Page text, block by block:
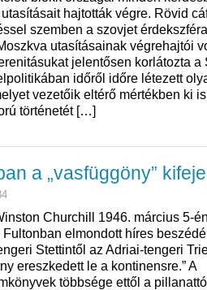
hajtották végre. Rövid
szemben a szovjet
utasításainak végrehajtói
jelentősen korlátozta a
időről időre létezett
vezetőik eltérő mértékben ki
történetét […]
a „vasfüggöny”
Churchill 1946. március 5-
elmondott híres
Stettintől az Adriai-tengeri
ereszkedett le a kontinensre.” A
többsége ettől a